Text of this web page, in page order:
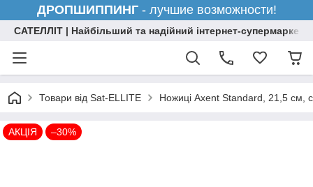
ДРОПШИППИНГ- лучшие возможности!
САТЕЛЛІТ | Найбільший та надійний інтернет-супермаркет
Товари від Sat-ELLITE Ножиці Axent Standard, 21,5 см,
АКЦІЯ –30%